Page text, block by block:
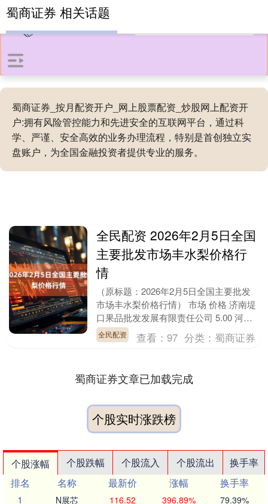
蜀商证券_按月配资开户_网上股票配资_炒股网上配资开
户:拥有风险管控能力和先进安全的互联网平台，通过科
学、严谨、安全高效的业务办理流程，特别是首创独立实
盘账户，为全国金融投资者提供专业的服务。
蜀商证券 相关话题
全民配资 2026年2月5日全国
主要批发市场丰水梨价格行
情
（原标题：2026年2月5日全国主要批发
市场丰水梨价格行情） 市场 价格 济南堤
口果品批发发展有限责任公司 5.00 河南
万邦国际农产品物流股份有限公司 4.7....
全民配资 查看：97 分类： 蜀商证券
蜀商证券文章已加载完成
个股实时涨跌榜
个股涨幅 个股跌幅 个股流入 个股流出
换手率
排名
名称 最新价 涨幅
换手率
1
N展芯 116.52 396.89% 79.39%